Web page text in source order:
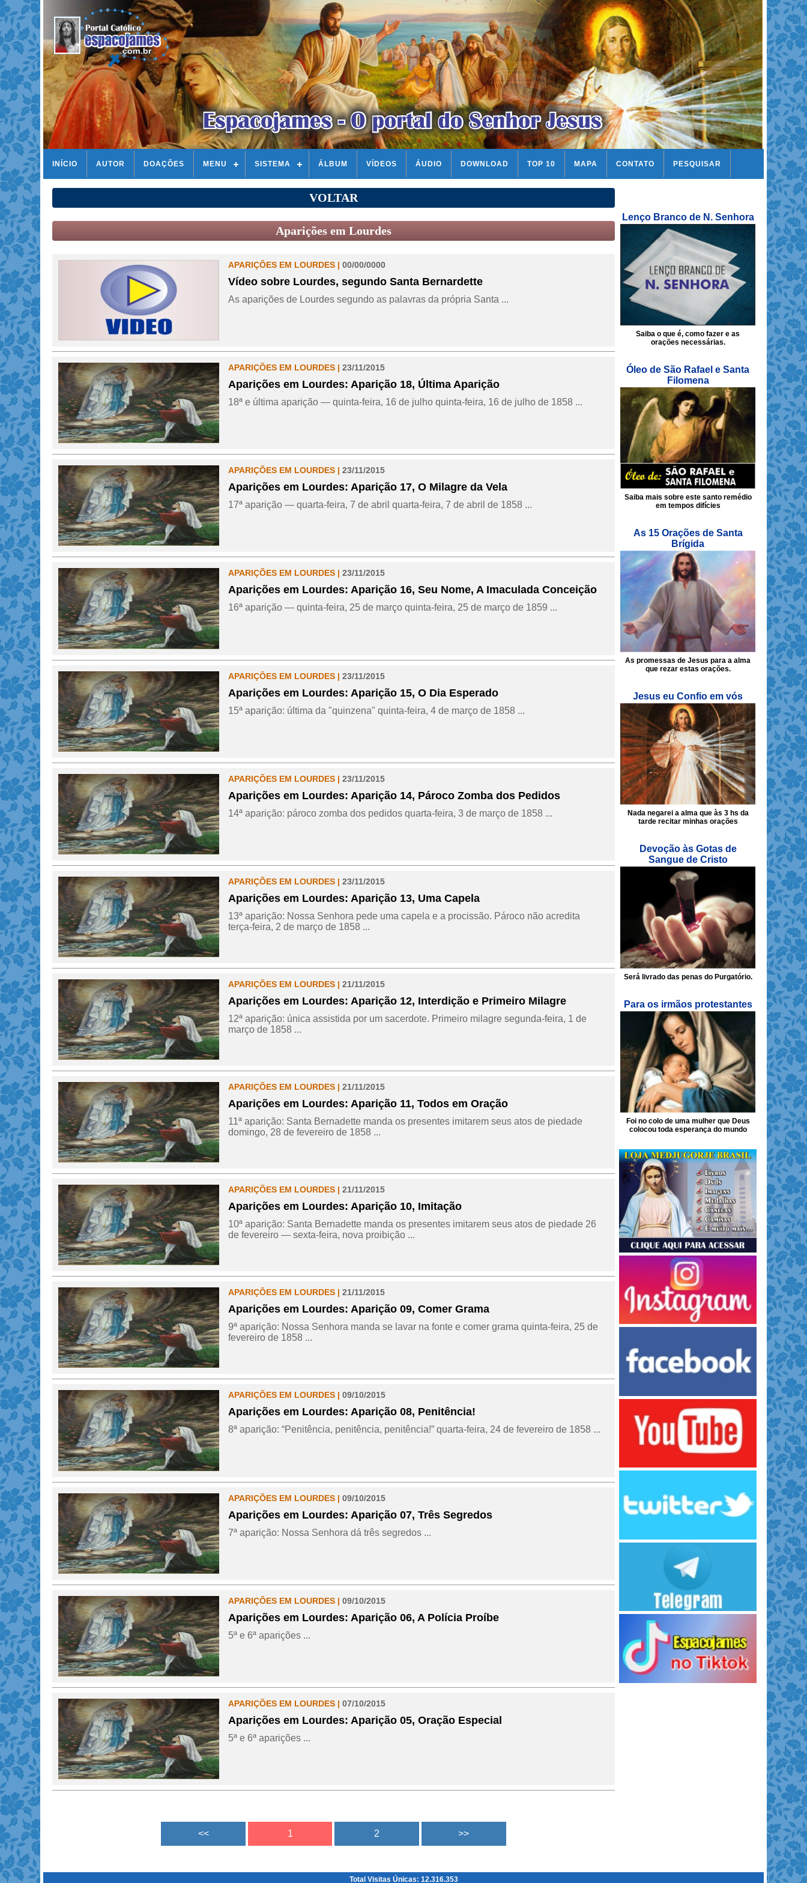
INÍCIO AUTOR DOAÇÕES MENU SISTEMA ÁLBUM VÍDEOS ÁUDIO DOWNLOAD TOP 10 MAPA CONTATO PESQUISAR
VOLTAR
Aparições em Lourdes
APARIÇÕES EM LOURDES | 00/00/0000
Vídeo sobre Lourdes, segundo Santa Bernardette
As aparições de Lourdes segundo as palavras da própria Santa ...
APARIÇÕES EM LOURDES | 23/11/2015
Aparições em Lourdes: Aparição 18, Última Aparição
18ª e última aparição ― quinta-feira, 16 de julho quinta-feira, 16 de julho de 1858 ...
APARIÇÕES EM LOURDES | 23/11/2015
Aparições em Lourdes: Aparição 17, O Milagre da Vela
17ª aparição — quarta-feira, 7 de abril quarta-feira, 7 de abril de 1858 ...
APARIÇÕES EM LOURDES | 23/11/2015
Aparições em Lourdes: Aparição 16, Seu Nome, A Imaculada Conceição
16ª aparição — quinta-feira, 25 de março quinta-feira, 25 de março de 1859 ...
APARIÇÕES EM LOURDES | 23/11/2015
Aparições em Lourdes: Aparição 15, O Dia Esperado
15ª aparição: última da "quinzena" quinta-feira, 4 de março de 1858 ...
APARIÇÕES EM LOURDES | 23/11/2015
Aparições em Lourdes: Aparição 14, Pároco Zomba dos Pedidos
14ª aparição: pároco zomba dos pedidos quarta-feira, 3 de março de 1858 ...
APARIÇÕES EM LOURDES | 23/11/2015
Aparições em Lourdes: Aparição 13, Uma Capela
13ª aparição: Nossa Senhora pede uma capela e a procissão. Pároco não acredita
terça-feira, 2 de março de 1858 ...
APARIÇÕES EM LOURDES | 21/11/2015
Aparições em Lourdes: Aparição 12, Interdição e Primeiro Milagre
12ª aparição: única assistida por um sacerdote. Primeiro milagre segunda-feira, 1 de
março de 1858 ...
APARIÇÕES EM LOURDES | 21/11/2015
Aparições em Lourdes: Aparição 11, Todos em Oração
11ª aparição: Santa Bernadette manda os presentes imitarem seus atos de piedade
domingo, 28 de fevereiro de 1858 ...
APARIÇÕES EM LOURDES | 21/11/2015
Aparições em Lourdes: Aparição 10, Imitação
10ª aparição: Santa Bernadette manda os presentes imitarem seus atos de piedade 26
de fevereiro — sexta-feira, nova proibição ...
APARIÇÕES EM LOURDES | 21/11/2015
Aparições em Lourdes: Aparição 09, Comer Grama
9ª aparição: Nossa Senhora manda se lavar na fonte e comer grama quinta-feira, 25 de
fevereiro de 1858 ...
APARIÇÕES EM LOURDES | 09/10/2015
Aparições em Lourdes: Aparição 08, Penitência!
8ª aparição: “Penitência, penitência, penitência!” quarta-feira, 24 de fevereiro de 1858 ...
APARIÇÕES EM LOURDES | 09/10/2015
Aparições em Lourdes: Aparição 07, Três Segredos
7ª aparição: Nossa Senhora dá três segredos ...
APARIÇÕES EM LOURDES | 09/10/2015
Aparições em Lourdes: Aparição 06, A Polícia Proíbe
5ª e 6ª aparições ...
APARIÇÕES EM LOURDES | 07/10/2015
Aparições em Lourdes: Aparição 05, Oração Especial
5ª e 6ª aparições ...
Lenço Branco de N. Senhora
Saiba o que é, como fazer e as
orações necessárias.
Óleo de São Rafael e Santa
Filomena
Saiba mais sobre este santo remédio
em tempos difícies
As 15 Orações de Santa
Brígida
As promessas de Jesus para a alma
que rezar estas orações.
Jesus eu Confio em vós
Nada negarei a alma que às 3 hs da
tarde recitar minhas orações
Devoção às Gotas de
Sangue de Cristo
Será livrado das penas do Purgatório.
Para os irmãos protestantes
Foi no colo de uma mulher que Deus
colocou toda esperança do mundo
Total Visitas Únicas: 12.316.353